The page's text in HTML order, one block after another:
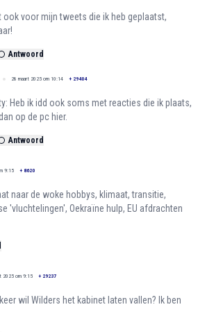
ook voor mijn tweets die ik heb geplaatst,
Antwoord
28 maart 2025 om 10:14 + 29404
Heb ik idd ook soms met reacties die ik plaats,
op de pc hier.
Antwoord
9:15 + 8620
naar de woke hobbys, klimaat, transitie,
'vluchtelingen', Oekraïne hulp, EU afdrachten
2025 om 9:15 + 29237
wil Wilders het kabinet laten vallen? Ik ben